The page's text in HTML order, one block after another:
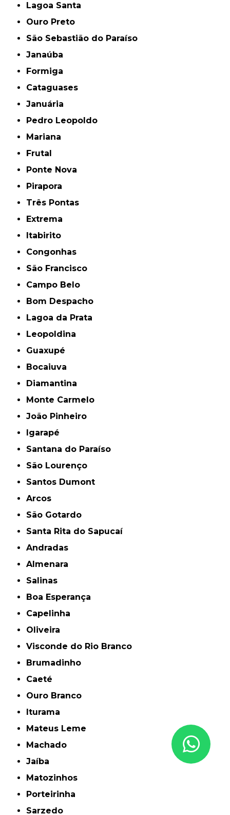
Lagoa Santa
Ouro Preto
São Sebastião do Paraíso
Janaúba
Formiga
Cataguases
Januária
Pedro Leopoldo
Mariana
Frutal
Ponte Nova
Pirapora
Três Pontas
Extrema
Itabirito
Congonhas
São Francisco
Campo Belo
Bom Despacho
Lagoa da Prata
Leopoldina
Guaxupé
Bocaiuva
Diamantina
Monte Carmelo
João Pinheiro
Igarapé
Santana do Paraíso
São Lourenço
Santos Dumont
Arcos
São Gotardo
Santa Rita do Sapucaí
Andradas
Almenara
Salinas
Boa Esperança
Capelinha
Oliveira
Visconde do Rio Branco
Brumadinho
Caeté
Ouro Branco
Iturama
Mateus Leme
Machado
Jaíba
Matozinhos
Porteirinha
Sarzedo